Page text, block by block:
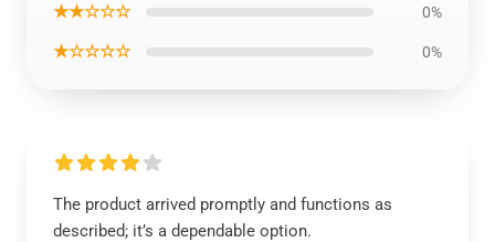
★★☆☆☆ 0%
★☆☆☆☆ 0%
The product arrived promptly and functions as
described; it’s a dependable option.